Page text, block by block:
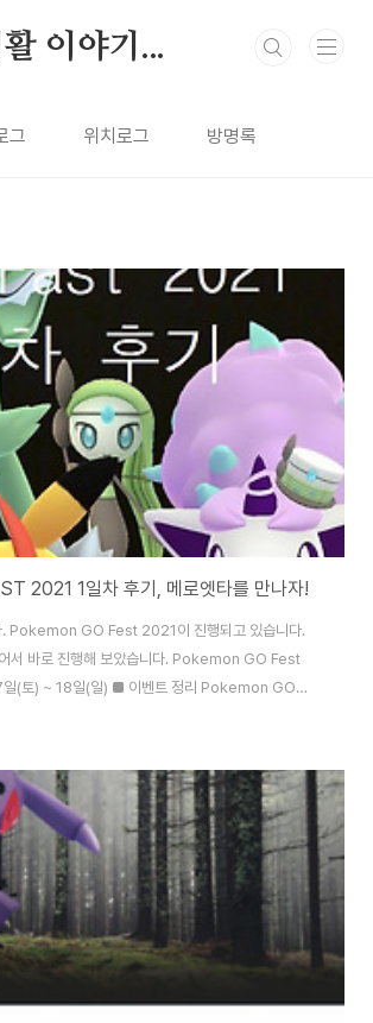
활 이야기...
그 위치로그 방명록
2021 1일차 후기, 메로엣타를 만나자!
. Pokemon GO Fest 2021이 진행되고 있습니다.
서 바로 진행해 보았습니다. Pokemon GO Fest
(토) ~ 18일(일) ■ 이벤트 정리 Pokemon GO
년 7월 17일(토) 오전 10시 ~ 오후 6시 ▶ 4가지
개구마루 등 - 바위산/사막 : 무장조, 히포포타스 등 -
등 ▶ 레이드 배틀 - 카포에라, 두개도스, 특별한 의상
리 등장 - 참고로 지금은 뮤츠가 인기가 많아요. ▶ 특